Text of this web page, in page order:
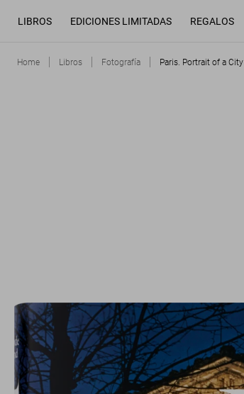
LIBROS EDICIONES LIMITADAS REGALOS
Home Libros Fotografía Paris. Portrait of a City